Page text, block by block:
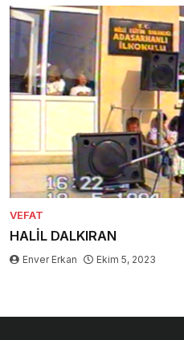
VEFAT
HALİL DALKIRAN
Enver Erkan Ekim 5, 2023